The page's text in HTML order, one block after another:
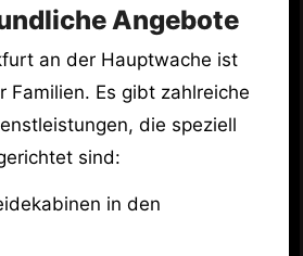
Angebote
an der Hauptwache ist
Familien. Es gibt zahlreiche
die speziell
sind:
in den